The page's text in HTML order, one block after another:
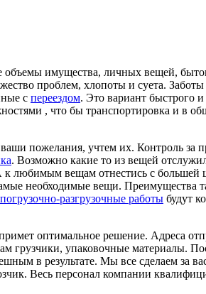
объемы имущества, личных вещей,
проблем, хлопоты и суета.
с переездом. Это вариант быстрого и
, что бы транспортировка и в
пожелания, учтем их. Контроль за
. Возможно какие то из вещей
любимым вещам отнестись с большей
необходимые вещи. Преимущества
погрузочно-разгрузочные работы будут
оптимальное решение. Адреса
грузчики, упаковочные материалы.
в результате. Мы все сделаем за
Весь персонал компании